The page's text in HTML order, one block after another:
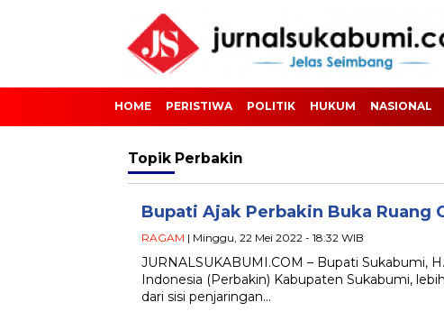
HOME PERISTIWA POLITIK HUKUM NASIONAL
Topik Perbakin
Bupati Ajak Perbakin Buka Ruang
RAGAM | Minggu, 22 Mei 2022 - 18:32 WIB
JURNALSUKABUMI.COM – Bupati Sukabumi,
Indonesia (Perbakin) Kabupaten Sukabumi,
dari sisi penjaringan…